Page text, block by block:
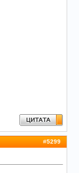
#5299